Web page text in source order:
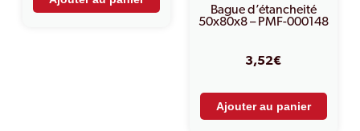
Bague d’étancheité
50x80x8 – PMF-000148
3,52€
Ajouter au panier